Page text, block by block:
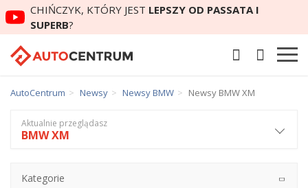
CHIŃCZYK, KTÓRY JEST LEPSZY OD PASSATA I
SUPERB?
AutoCentrum Newsy Newsy BMW Newsy BMW XM
Aktualnie przeglądasz
BMW XM
Kategorie